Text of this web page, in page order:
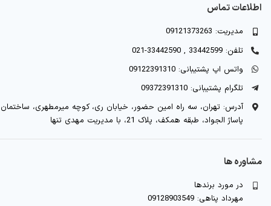
اطلاعات تماس
مدیریت: 09121373263
تلفن: 33442599 , 33442590-021
واتس اپ پشتیبانی: 09122391310
تلگرام پشتیبانی: 09372391310
آدرس: تهران، سه راه امین حضور، خیابان ری، کوچه میرمطهری، ساختمان
پاساژ الجواد، طبقه همکف، پلاک 21، با مدیریت مهدی تنها
مشاوره ها
در مورد برندها
مهرداد پناهی: 09128903549